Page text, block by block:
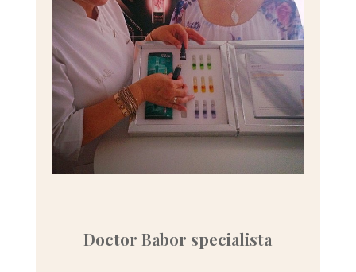
Doctor Babor specialista